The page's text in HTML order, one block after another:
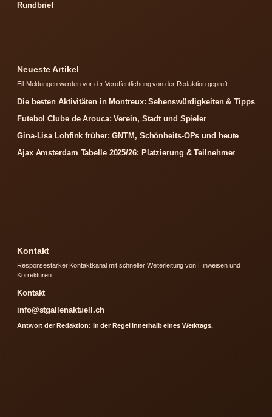
Rundbrief
Neueste Artikel
Eil-Meldungen werden vor der Veroffentlichung von der Redaktion gepruft.
Die besten Aktivitäten in Montreux: Sehenswürdigkeiten & Tipps
Futebol Clube de Arouca: Verein, Stadt und Spieler
Gina-Lisa Lohfink früher: GNTM, Schönheits-OPs und heute
Ajax Amsterdam Tabelle 2025/26: Platzierung & Teilnehmer
Kontakt
Responsestarker Kontaktkanal mit schneller Weiterleitung von Hinweisen und
Korrekturen.
Kontakt
info@stgallenaktuell.ch
Antwort der Redaktion: in der Regel innerhalb eines Werktags.